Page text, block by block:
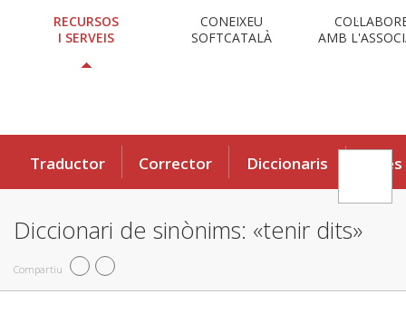
RECURSOS
I SERVEIS
CONEIXEU
SOFTCATALÀ
AMB
Traductor Corrector Diccionaris Eines
Diccionari de sinònims: «tenir dits»
Compartiu